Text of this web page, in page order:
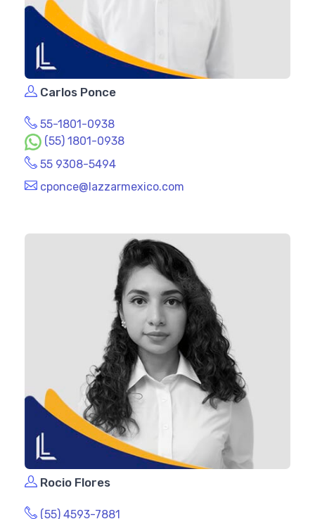
Carlos Ponce
55-1801-0938
(55) 1801-0938
55 9308-5494
cponce@lazzarmexico.com
Rocio Flores
(55) 4593-7881